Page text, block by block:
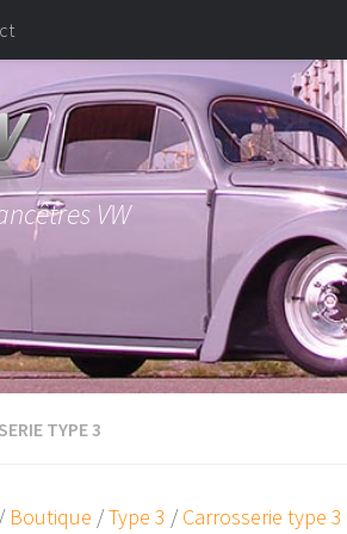
VW
TYPE 3
/ Boutique /Type 3 /Carrosserie type 3